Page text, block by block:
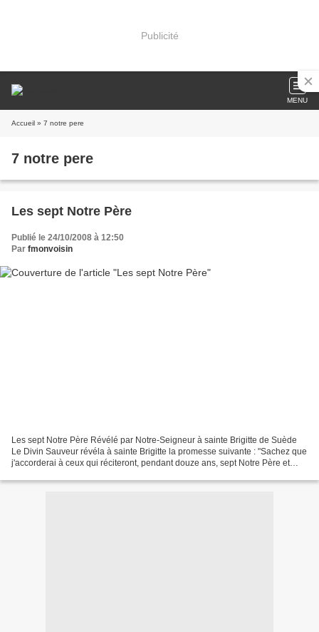
Publicité
MENU
Accueil » 7 notre pere
7 notre pere
Les sept Notre Père
Publié le 24/10/2008 à 12:50
Par fmonvoisin
Les sept Notre Père Révélé par Notre-Seigneur à sainte Brigitte de Suède
Le Divin Sauveur révéla à sainte Brigitte la promesse suivante : "Sachez que
j'accorderai à ceux qui réciteront, pendant douze ans, sept Notre Père et